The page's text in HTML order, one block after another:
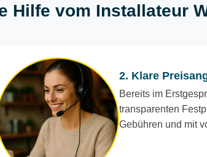
Hilfe vom Installateur
2. Klare
Bereits im
transparenten
Gebühren und mit